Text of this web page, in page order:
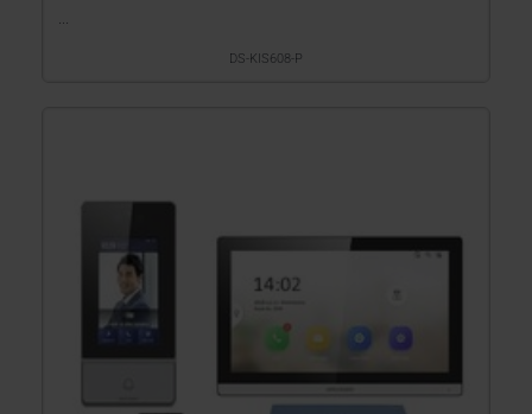
DS-KIS608-P